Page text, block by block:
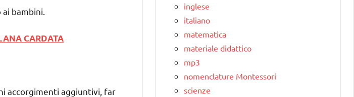
bambini.
CARDATA
accorgimenti aggiuntivi, far
inglese
italiano
matematica
materiale didattico
mp3
nomenclature Montessori
scienze